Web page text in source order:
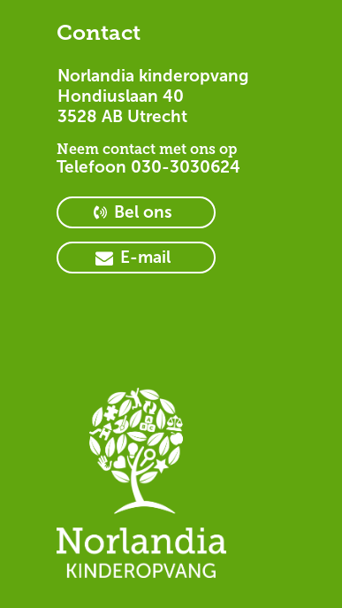
Contact
Norlandia kinderopvang
Hondiuslaan 40
3528 AB Utrecht
Neem contact met ons op
Telefoon 030-3030624
Bel ons
E-mail